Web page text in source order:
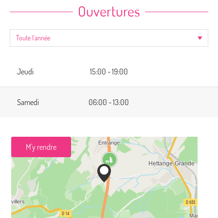
Ouvertures
Jeudi 15:00 - 19:00
Samedi 06:00 - 13:00
M'y rendre